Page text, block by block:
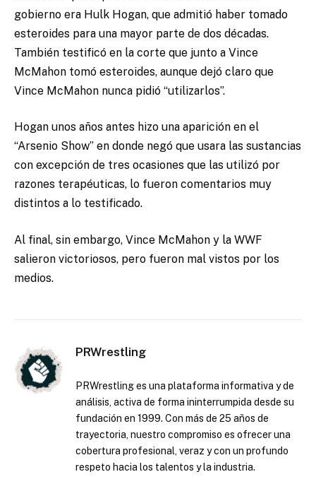
gobierno era Hulk Hogan, que admitió haber tomado
esteroides para una mayor parte de dos décadas.
También testificó en la corte que junto a Vince
McMahon tomó esteroides, aunque dejó claro que
Vince McMahon nunca pidió “utilizarlos”.
Hogan unos años antes hizo una aparición en el
“Arsenio Show” en donde negó que usara las sustancias
con excepción de tres ocasiones que las utilizó por
razones terapéuticas, lo fueron comentarios muy
distintos a lo testificado.
Al final, sin embargo, Vince McMahon y la WWF
salieron victoriosos, pero fueron mal vistos por los
medios.
PRWrestling
PRWrestling es una plataforma informativa y de
análisis, activa de forma ininterrumpida desde su
fundación en 1999. Con más de 25 años de
trayectoria, nuestro compromiso es ofrecer una
cobertura profesional, veraz y con un profundo
respeto hacia los talentos y la industria.